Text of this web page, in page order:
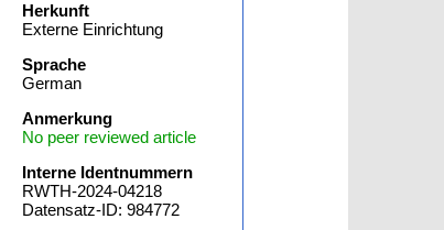
Herkunft
Externe Einrichtung
Sprache
German
Anmerkung
No peer reviewed article
Interne Identnummern
RWTH-2024-04218
Datensatz-ID: 984772